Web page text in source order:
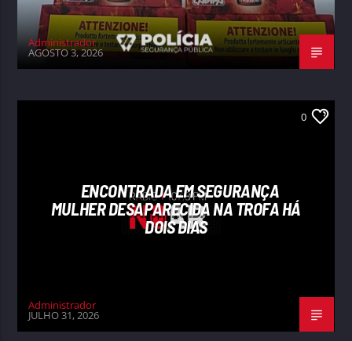
Administrador
AGOSTO 3, 2026
0
ENCONTRADA EM SEGURANÇA
MULHER DESAPARECIDA NA TROFA HÁ
DOIS DIAS
Administrador
JULHO 31, 2026